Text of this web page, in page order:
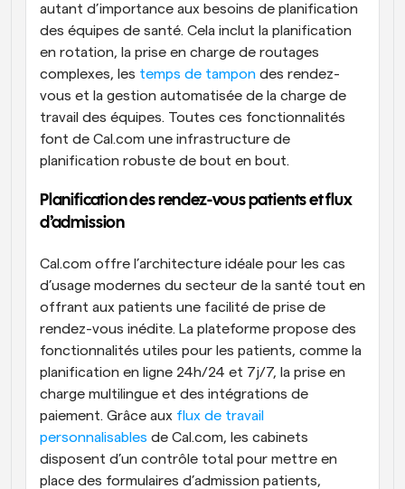
autant d’importance aux besoins de planification
des équipes de santé. Cela inclut la planification
en rotation, la prise en charge de routages
complexes, les temps de tampon des rendez-
vous et la gestion automatisée de la charge de
travail des équipes. Toutes ces fonctionnalités
font de Cal.com une infrastructure de
planification robuste de bout en bout.
Planification des rendez-vous patients et flux
d’admission
Cal.com offre l’architecture idéale pour les cas
d’usage modernes du secteur de la santé tout en
offrant aux patients une facilité de prise de
rendez-vous inédite. La plateforme propose des
fonctionnalités utiles pour les patients, comme la
planification en ligne 24h/24 et 7j/7, la prise en
charge multilingue et des intégrations de
paiement. Grâce aux flux de travail
personnalisables de Cal.com, les cabinets
disposent d’un contrôle total pour mettre en
place des formulaires d’admission patients,